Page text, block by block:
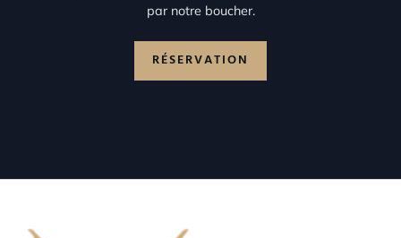
par notre boucher.
RÉSERVATION